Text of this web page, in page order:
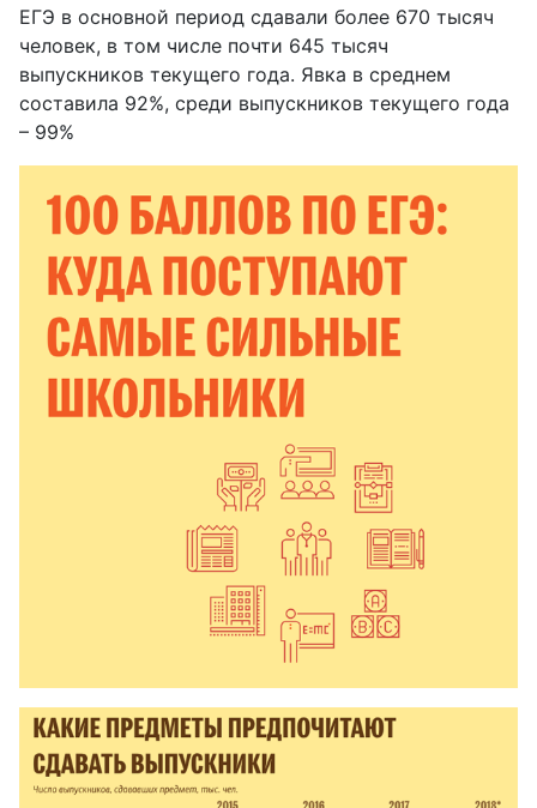
ЕГЭ в основной период сдавали более 670 тысяч
человек, в том числе почти 645 тысяч
выпускников текущего года. Явка в среднем
составила 92%, среди выпускников текущего года
– 99%